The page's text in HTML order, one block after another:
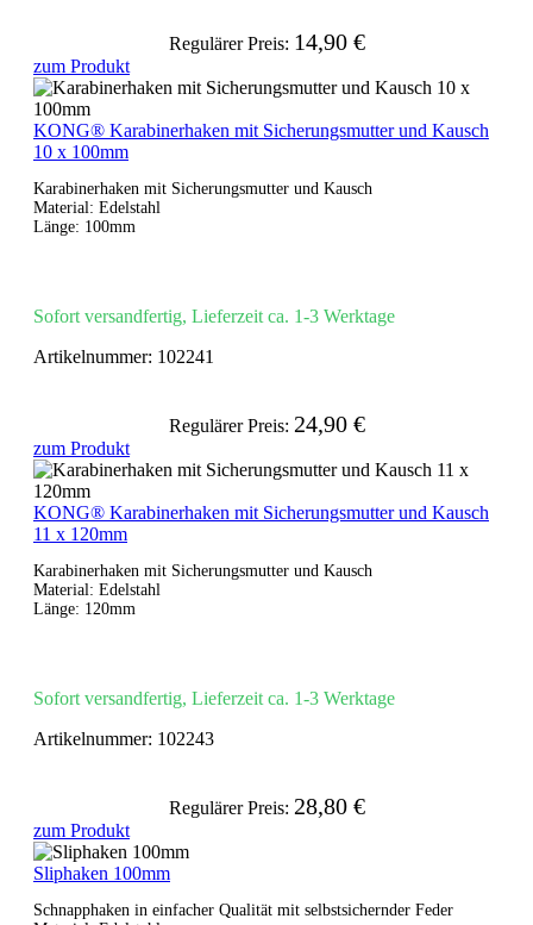
Regulärer Preis: 14,90 €
zum Produkt
KONG® Karabinerhaken mit Sicherungsmutter und Kausch
10 x 100mm
Karabinerhaken mit Sicherungsmutter und Kausch
Material: Edelstahl
Länge: 100mm
Sofort versandfertig, Lieferzeit ca. 1-3 Werktage
Artikelnummer: 102241
Regulärer Preis: 24,90 €
zum Produkt
KONG® Karabinerhaken mit Sicherungsmutter und Kausch
11 x 120mm
Karabinerhaken mit Sicherungsmutter und Kausch
Material: Edelstahl
Länge: 120mm
Sofort versandfertig, Lieferzeit ca. 1-3 Werktage
Artikelnummer: 102243
Regulärer Preis: 28,80 €
zum Produkt
Sliphaken 100mm
Schnapphaken in einfacher Qualität mit selbstsichernder Feder